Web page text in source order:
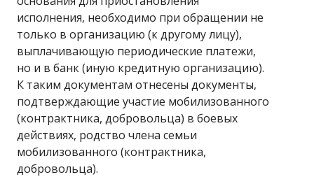
исполнения, необходимо при обращении не
только в организацию (к другому лицу),
выплачивающую периодические платежи,
но и в банк (иную кредитную организацию).
К таким документам отнесены документы,
подтверждающие участие мобилизованного
(контрактника, добровольца) в боевых
действиях, родство члена семьи
мобилизованного (контрактника,
добровольца).